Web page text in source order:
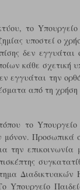
το
υποστεί ο
δεν εγγυάται
κάθε σχετική
εγγυάται την
από τη χρήση
το
Προσωπικά
την
Yπουργείο